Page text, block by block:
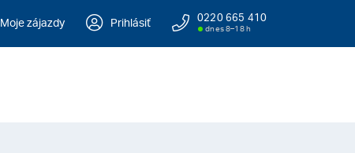
Moje zájazdy Prihlásiť 0220 665 410
dnes 8–18 h